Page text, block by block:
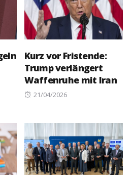
Kurz vor Fristende:
Trump verlängert
Waffenruhe mit Iran
Posted
21/04/2026